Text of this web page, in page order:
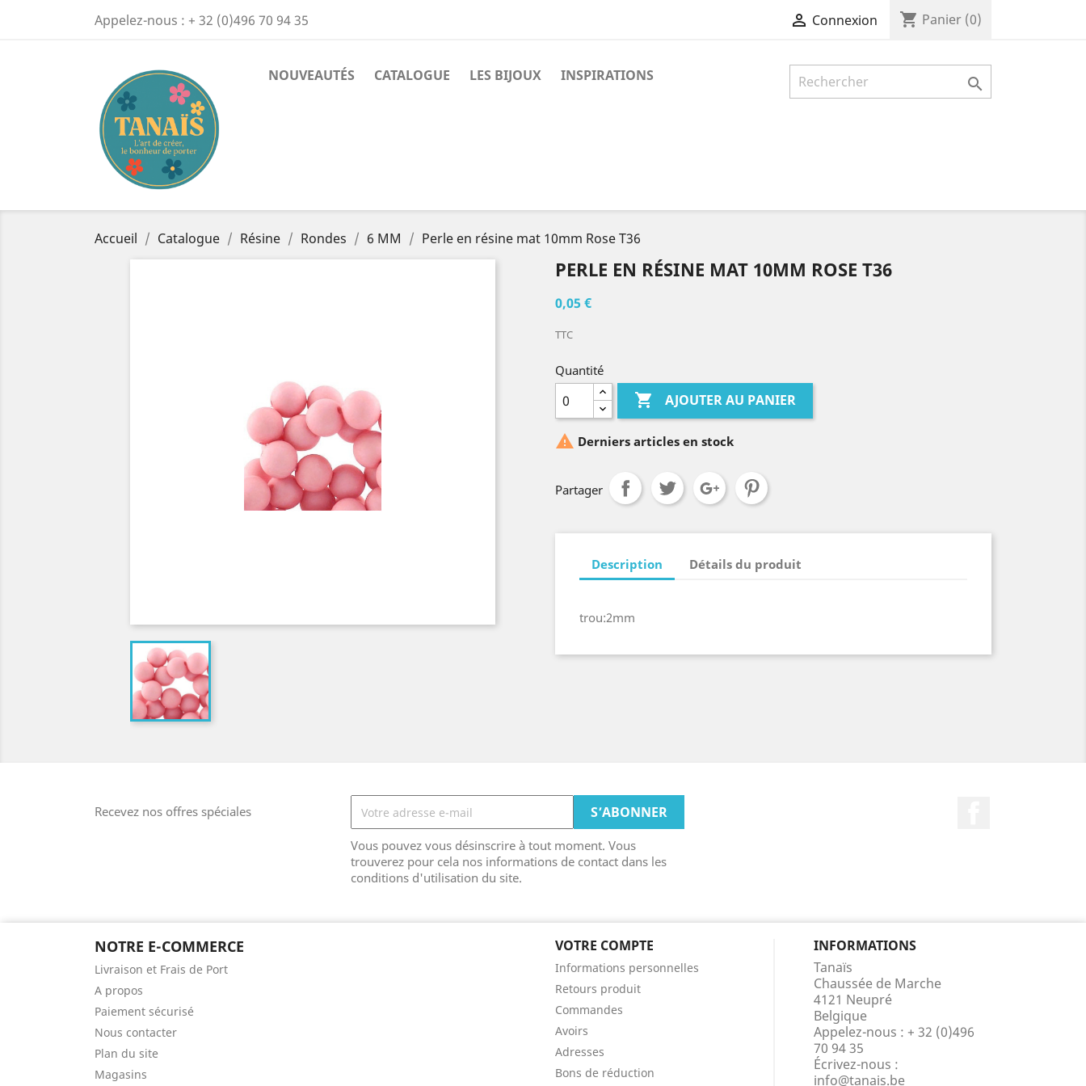
Appelez-nous : + 32 (0)496 70 94 35  Connexion shopping_cart Panier (0)
NOUVEAUTÉS CATALOGUE LES BIJOUX INSPIRATIONS 
Accueil Catalogue Résine Rondes 6 MM Perle en résine mat 10mm Rose T36
PERLE EN RÉSINE MAT 10MM ROSE T36
0,05 €
TTC
Quantité
 AJOUTER AU PANIER
 Derniers articles en stock
Partager
Description Détails du produit
trou:2mm
Recevez nos offres spéciales
Vous pouvez vous désinscrire à tout moment. Vous
trouverez pour cela nos informations de contact dans les
conditions d'utilisation du site.
NOTRE E-COMMERCE
Livraison et Frais de Port
A propos
Paiement sécurisé
Nous contacter
Plan du site
Magasins
VOTRE COMPTE
Informations personnelles
Retours produit
Commandes
Avoirs
Adresses
Bons de réduction
INFORMATIONS
Tanaïs
Chaussée de Marche
4121 Neupré
Belgique
Appelez-nous : + 32 (0)496
70 94 35
Écrivez-nous :
info@tanais.be